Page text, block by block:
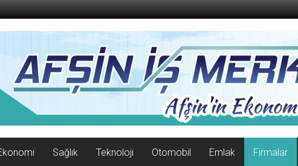
Sağlık Teknoloji Otomobil Emlak Firmalar